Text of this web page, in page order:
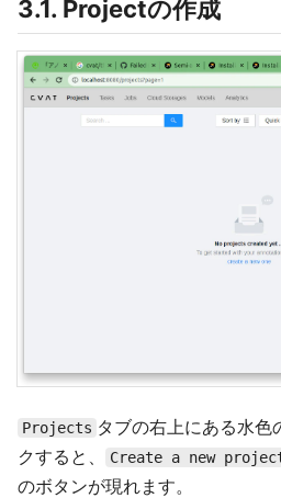
3.1. Projectの作成
Projects タブの右上にある水色
クすると、
Create a new
のボタンが現れます。